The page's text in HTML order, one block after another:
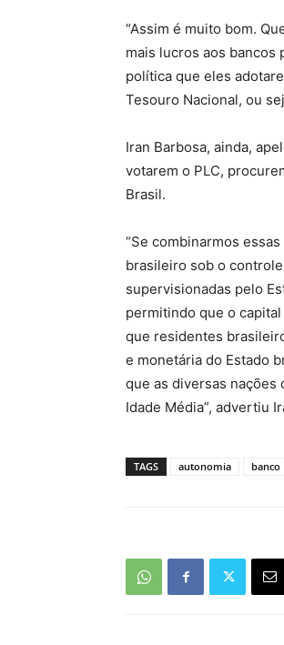
“Assim é muito bom.
mais lucros aos bancos
política que eles
Tesouro Nacional, ou
Iran Barbosa, ainda,
votarem o PLC,
Brasil.
“Se combinarmos
brasileiro sob o
supervisionadas pelo
permitindo que o
que residentes
e monetária do Estado
que as diversas nações
Idade Média”, advertiu
TAGS autonomia banco